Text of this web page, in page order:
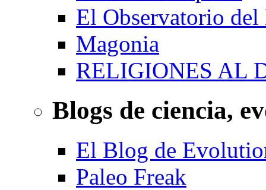
El Observatorio
Magonia
RELIGIONES AL
Blogs de ciencia,
El Blog de
Paleo Freak